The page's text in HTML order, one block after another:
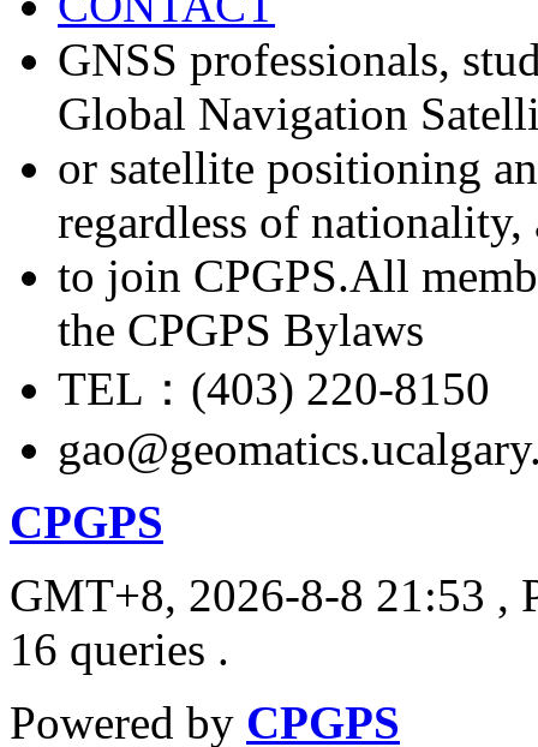
GNSS professionals,
Global Navigation
or satellite positioning
regardless of nationality,
to join CPGPS.All
the CPGPS Bylaws
TEL：(403) 220-8150
CPGPS
GMT+8, 2026-8-8 21:53 ,
16 queries .
Powered by CPGPS